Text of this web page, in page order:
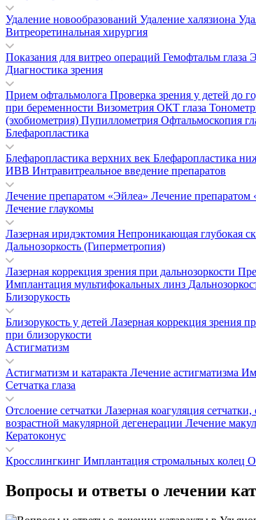
Удаление новообразований Удаление халязиона
Витреоретинальная хирургия
Показания для витрео операций Гемофтальм глаза
Диагностика зрения
Прием офтальмолога Проверка зрения у детей до
при беременности Визометрия ОКТ глаза
(эхобиометрия) Пупиллометрия Офтальмоскопия
Блефаропластика
Блефаропластика верхних век Блефаропластика
ИВВ Интравитреальное введение препаратов
Лечение препаратом «Эйлеа» Лечение препаратом
Лечение глаукомы
Лазерная иридэктомия Непроникающая глубокая
Дальнозоркость (Гиперметропия)
Лазерная коррекция зрения при дальнозоркости
Имплантация мультифокальных линз
Близорукость
Близорукость у детей Лазерная коррекция зрения
при близорукости
Астигматизм
Астигматизм и катаракта Лечение астигматизма
Сетчатка глаза
Отслоение сетчатки Лазерная коагуляция
возрастной макулярной дегенерации Лечение
Кератоконус
Кросслингкинг Имплантация стромальных колец
Вопросы и ответы о лечении